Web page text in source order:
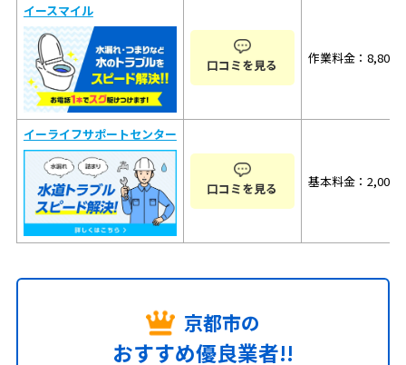
イースマイル
口コミを見る 作業料金：8,800
イーライフサポートセンター
口コミを見る 基本料金：2,000
京都市の
おすすめ優良業者!!